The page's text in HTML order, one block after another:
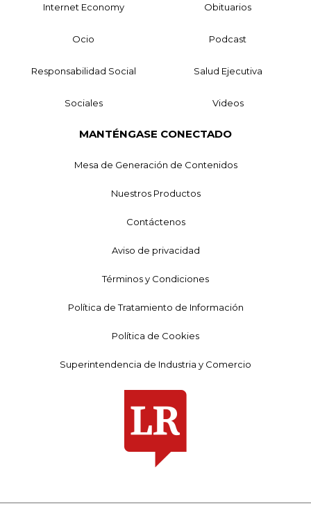
Internet Economy Obituarios
Ocio Podcast
Responsabilidad Social Salud Ejecutiva
Sociales Videos
MANTÉNGASE CONECTADO
Mesa de Generación de Contenidos
Nuestros Productos
Contáctenos
Aviso de privacidad
Términos y Condiciones
Política de Tratamiento de Información
Política de Cookies
Superintendencia de Industria y Comercio